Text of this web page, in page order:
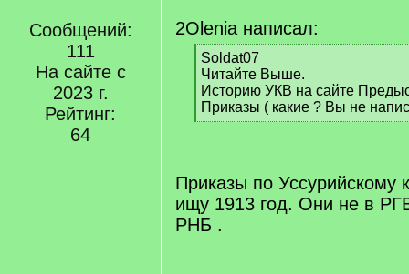
Сообщений:
111
На сайте с
2023 г.
Рейтинг:
64
2Olenia написал:
[
q
]
Soldat07
Читайте Выше.
Историю УКВ на сайте
Приказы ( какие ? Вы не
[
Приказы по Уссурийскому
ищу 1913 год. Они не в
РНБ .